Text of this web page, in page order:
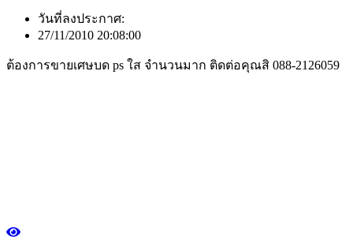
วันที่ลงประกาศ:
27/11/2010 20:08:00
ต้องการขายเศษบด ps ใส จำนวนมาก ติดต่อคุณสิ 088-2126059